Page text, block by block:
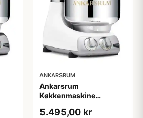
ANKARSRUM
Ankarsrum
Køkkenmaskine
5.495,00 kr